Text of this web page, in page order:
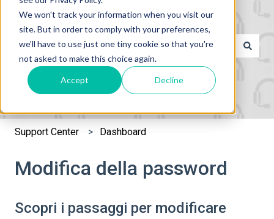
We won't track your information when you visit our
site. But in order to comply with your preferences,
we'll have to use just one tiny cookie so that you're
not asked to make this choice again.
Accept Decline
Questo è un campo di
Non sono presenti suggerimenti perché il campo di
Support Center Dashboard
Modifica della password
Scopri i passaggi per modificare